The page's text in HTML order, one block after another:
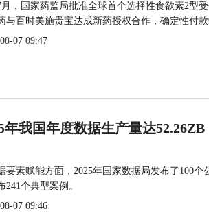
，国家药监局批准全球首个选择性食欲素2型
与百时美施贵宝达成新药授权合作，确定性付
07 09:47
年我国年度数据生产量达52.26ZB
要素赋能方面，2025年国家数据局发布了100
241个典型案例。
07 09:46